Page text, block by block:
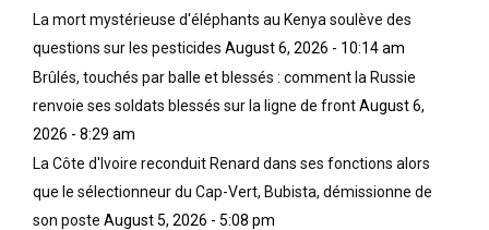
La mort mystérieuse d'éléphants au Kenya soulève des
questions sur les pesticides August 6, 2026 - 10:14 am
Brûlés, touchés par balle et blessés : comment la Russie
renvoie ses soldats blessés sur la ligne de frontAugust 6,
2026 - 8:29 am
La Côte d'Ivoire reconduit Renard dans ses fonctions alors
que le sélectionneur du Cap-Vert, Bubista, démissionne de
son poste August 5, 2026 - 5:08 pm